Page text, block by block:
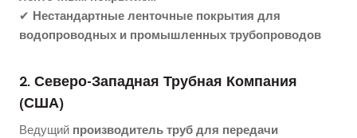
✔ Нестандартные ленточные покрытия для
водопроводных и промышленных трубопроводов
2. Северо-Западная Трубная Компания
(США)
Ведущий производитель труб для передачи